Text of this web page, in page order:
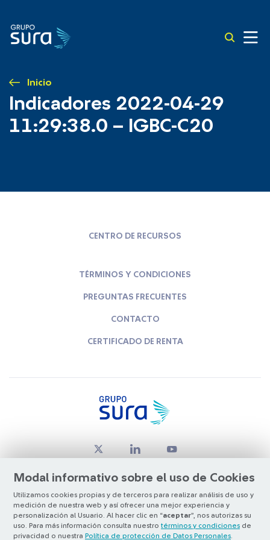
Inicio
Indicadores 2022-04-29
11:29:38.0 – IGBC-C20
Modal informativo sobre el uso de Cookies
Utilizamos cookies propias y de terceros para realizar análisis de uso y
medición de nuestra web y así ofrecer una mejor experiencia y
personalización al Usuario. Al hacer clic en “aceptar”, nos autorizas su
uso. Para más información consulta nuestro términos y condiciones de
privacidad o nuestra Política de protección de Datos Personales
CENTRO DE RECURSOS
TÉRMINOS Y CONDICIONES
PREGUNTAS FRECUENTES
CONTACTO
CERTIFICADO DE RENTA
© Copyright Grupo SURA 2026